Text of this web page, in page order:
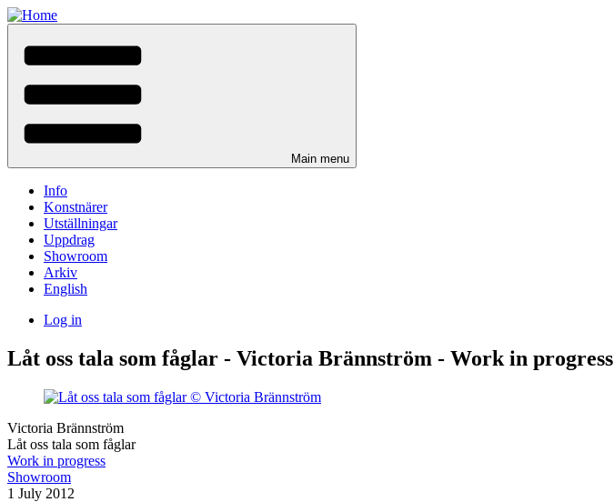
Skip
to
main
content
Main menu
Info
Konstnärer
Utställningar
Uppdrag
Showroom
Arkiv
English
menu
Log in
Låt oss tala som fåglar - Victoria Brännström - Work in progress
Victoria Brännström
Låt oss tala som fåglar
Work in progress
Showroom
1 July 2012